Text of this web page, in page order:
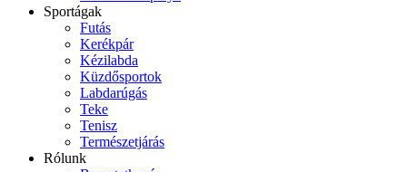
Sportágak
Futás
Kerékpár
Kézilabda
Küzdősportok
Labdarúgás
Teke
Tenisz
Természetjárás
Rólunk